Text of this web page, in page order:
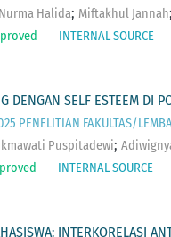
Halida; Miftakhul Jannah;
INTERNAL SOURCE
DENGAN SELF ESTEEM DI
PENELITIAN FAKULTAS/
Puspitadewi;
INTERNAL SOURCE
INTERKORELASI